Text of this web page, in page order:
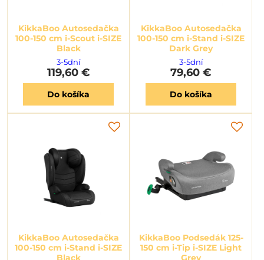
KikkaBoo Autosedačka
100-150 cm i-Scout i-SIZE
Black
3-5dní
119,60 €
Do košíka
KikkaBoo Autosedačka
100-150 cm i-Stand i-SIZE
Dark Grey
3-5dní
79,60 €
Do košíka
KikkaBoo Autosedačka
100-150 cm i-Stand i-SIZE
Black
KikkaBoo Podsedák 125-
150 cm i-Tip i-SIZE Light
Grey